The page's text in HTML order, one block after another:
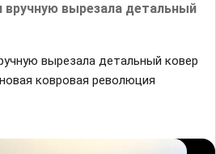
вырезала детальный
вырезала детальный ковер
ковровая революция